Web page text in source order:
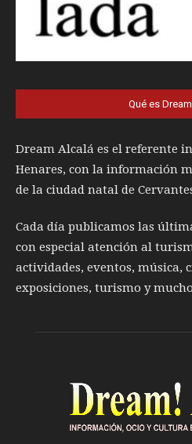
Qué es
Dream Alcalá es el referente
Henares, con la información
de la ciudad natal de
Cada día publicamos las
con especial atención al
actividades, eventos, música,
exposiciones, turismo y